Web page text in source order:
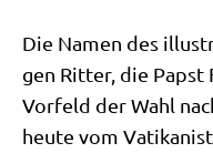
Die Namen des
gen Rit­ter, die Papst
Vor­feld der Wahl
heu­te vom